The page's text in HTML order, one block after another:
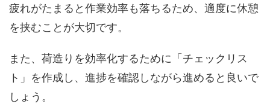
疲れがたまると作業効率も落ちるため、適度に休憩
を挟むことが大切です。
また、荷造りを効率化するために「チェックリス
ト」を作成し、進捗を確認しながら進めると良いで
しょう。